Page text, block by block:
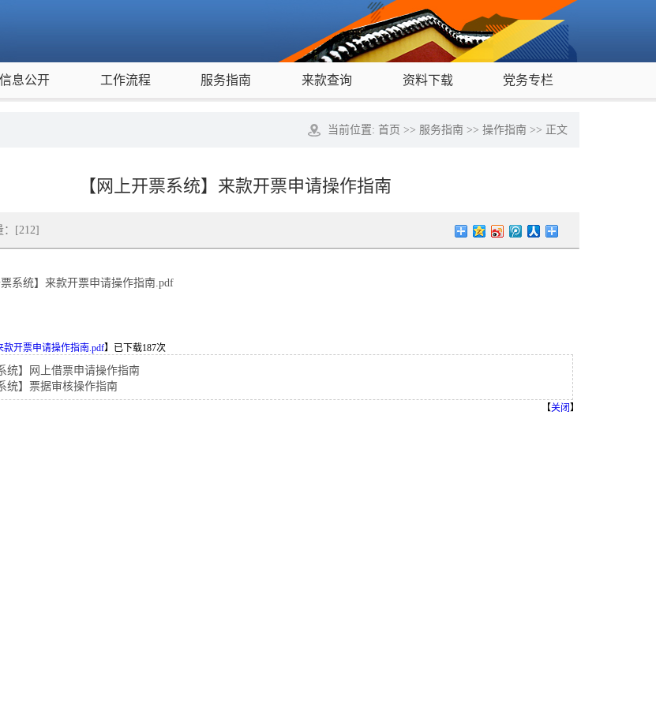
信息公开 工作流程 服务指南 来款查询 资料下载 党务专栏
当前位置: 首页 >> 服务指南 >> 操作指南 >> 正文
【网上开票系统】来款开票申请操作指南
：[212]
系统】来款开票申请操作指南.pdf
款开票申请操作指南.pdf】已下载187次
统】网上借票申请操作指南
统】票据审核操作指南
【关闭 】